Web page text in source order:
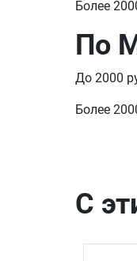
Более
По
До 2000
Более
С